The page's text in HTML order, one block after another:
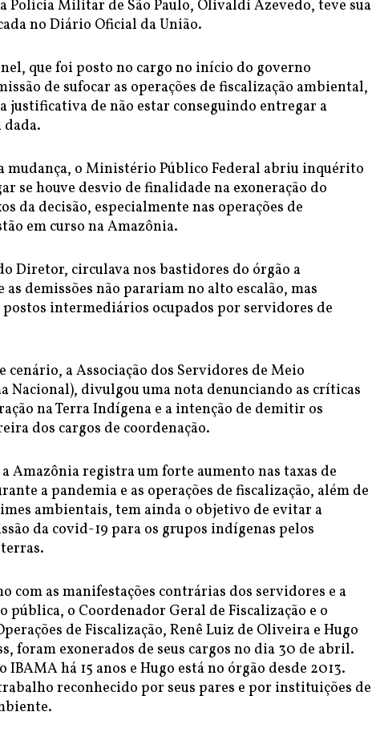
Polícia Militar de São Paulo, Olivaldi Azevedo, teve sua
no Diário Oficial da União.
que foi posto no cargo no início do governo
de sufocar as operações de fiscalização ambiental,
justificativa de não estar conseguindo entregar a
dada.
mudança, o Ministério Público Federal abriu inquérito
se houve desvio de finalidade na exoneração do
da decisão, especialmente nas operações de
em curso na Amazônia.
Diretor, circulava nos bastidores do órgão a
as demissões não parariam no alto escalão, mas
intermediários ocupados por servidores de
cenário, a Associação dos Servidores de Meio
Nacional), divulgou uma nota denunciando as críticas
na Terra Indígena e a intenção de demitir os
dos cargos de coordenação.
Amazônia registra um forte aumento nas taxas de
a pandemia e as operações de fiscalização, além de
ambientais, tem ainda o objetivo de evitar a
da covid-19 para os grupos indígenas pelos
com as manifestações contrárias dos servidores e a
pública, o Coordenador Geral de Fiscalização e o
de Fiscalização, Renê Luiz de Oliveira e Hugo
foram exonerados de seus cargos no dia 30 de abril.
IBAMA há 15 anos e Hugo está no órgão desde 2013.
reconhecido por seus pares e por instituições de